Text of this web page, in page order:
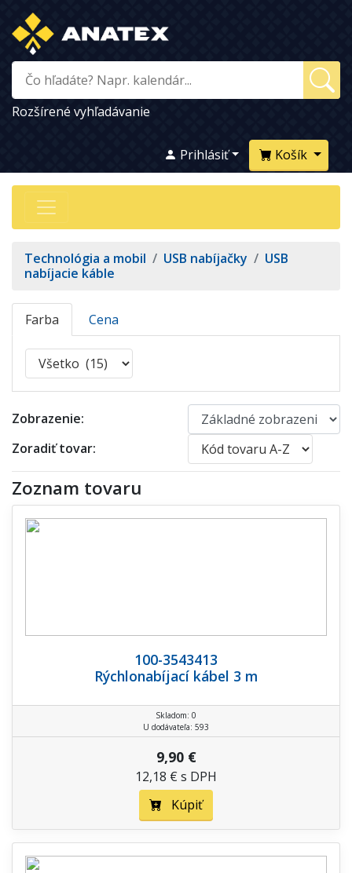
Rozšírené vyhľadávanie
Košík
Prihlásiť
Technológia a mobil / USB nabíjačky / USB
nabíjacie káble
Farba Cena
Zobrazenie:
Zoradiť tovar:
Zoznam tovaru
100-3543413
Rýchlonabíjací kábel 3 m
Skladom: 0
U dodávateľa: 593
9,90 €
12,18 € s DPH
Kúpiť